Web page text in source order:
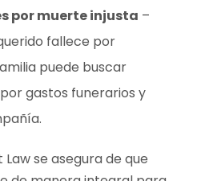
por muerte injusta –
fallece por
puede buscar
gastos funerarios y
se asegura de que